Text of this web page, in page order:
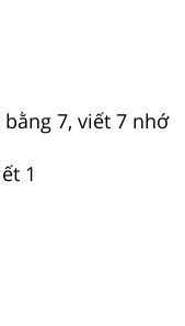
7, viết 7 nhớ
1